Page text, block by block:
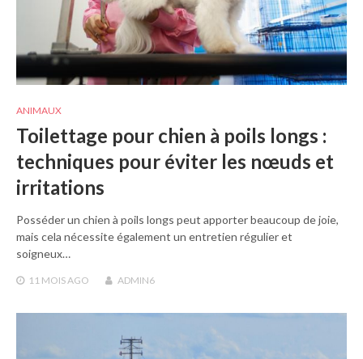
ANIMAUX
Toilettage pour chien à poils longs :
techniques pour éviter les nœuds et
irritations
Posséder un chien à poils longs peut apporter beaucoup de joie,
mais cela nécessite également un entretien régulier et
soigneux…
11 MOISAGO ADMIN6